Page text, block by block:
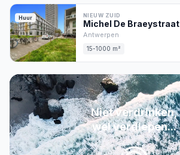
Huur NIEUW ZUID
Michel De Braeystraat
Antwerpen
15-1000 m²
Niet verdrinken,
wel verdiepen...